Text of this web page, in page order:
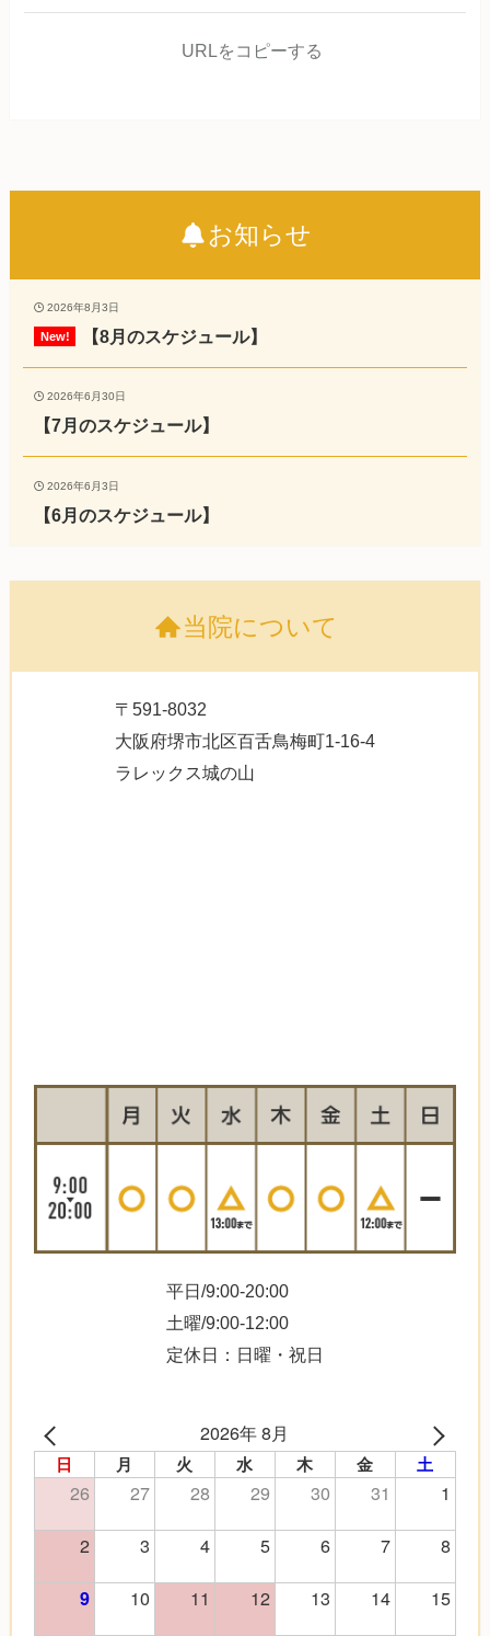
URLをコピーする
お知らせ
2026年8月3日
【8月のスケジュール】
2026年6月30日
【7月のスケジュール】
2026年6月3日
【6月のスケジュール】
当院について
〒591-8032
大阪府堺市北区百舌鳥梅町1-16-4
ラレックス城の山
平日/9:00-20:00
土曜/9:00-12:00
定休日：日曜・祝日
2026年 8月
日 月 火 水 木 金 土
26 27 28 29 30 31
1
2
3 4 5 6 7 8
9 10 11 12 13 14
15